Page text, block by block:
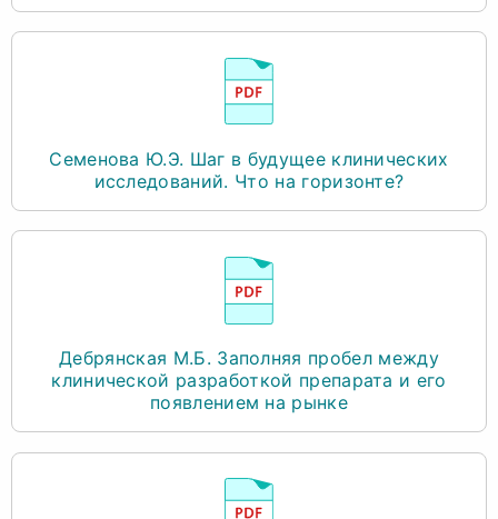
Семенова Ю.Э. Шаг в будущее клинических
исследований. Что на горизонте?
Дебрянская М.Б. Заполняя пробел между
клинической разработкой препарата и его
появлением на рынке